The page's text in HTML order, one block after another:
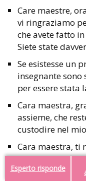
Esperto risponde
Care maestre,
vi ringraziamo
che avete fatto
Siete state
Se esistesse un
insegnante sono
per essere stata
Cara maestra,
assieme, che
custodire nel
Cara maestra, ti
soltanto
per essere stata